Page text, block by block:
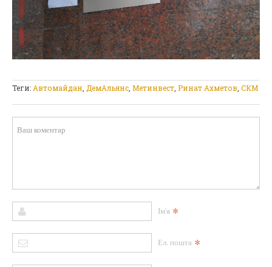
Теги: Автомайдан ДемАльянс Метинвест Ринат Ахметов СКМ
Ім'я *
Ел. пошта *